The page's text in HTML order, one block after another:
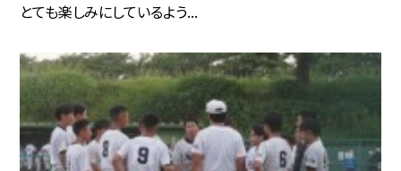
とても楽しみにしているよう...